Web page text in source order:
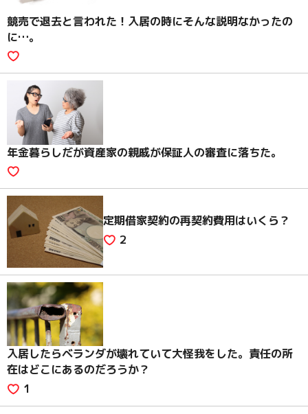
競売で退去と言われた！入居の時にそんな説明なかったの
に…。
年金暮らしだが資産家の親戚が保証人の審査に落ちた。
定期借家契約の再契約費用はいくら？
2
入居したらベランダが壊れていて大怪我をした。責任の所
在はどこにあるのだろうか？
1